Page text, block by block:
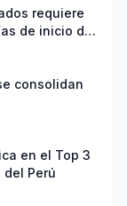
requiere
de inicio del
consolidan
en el Top 3
Perú